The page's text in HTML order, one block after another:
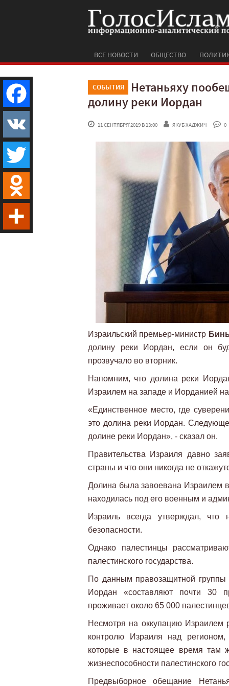
ВСЕ НОВОСТИ ОБЩЕСТВО
СОБЫТИЯ
Нетаньяху
долину реки Иордан
11 СЕНТЯБРЯ'2019 В 13:00 ЯКУБ ХАДЖИЧ 0
Израильский премьер-министр
долину реки Иордан, если он
прозвучало во вторник.
Напомним, что долина реки
Израилем на западе и Иорданией на
«Единственное место, где
это долина реки Иордан.
долине реки Иордан», - сказал он.
Правительства Израиля давно
страны и что они никогда не
Долина была завоевана Израилем
находилась под его военным и
Израиль всегда утверждал,
безопасности.
Однако палестинцы
палестинского государства.
По данным правозащитной группы
Иордан «составляют почти 30
проживает около 65 000
Несмотря на оккупацию Израилем
контролю Израиля над
которые в настоящее время там
жизнеспособности палестинского
Предвыборное обещание
Facebook
VK
Twitter
Odnoklassniki